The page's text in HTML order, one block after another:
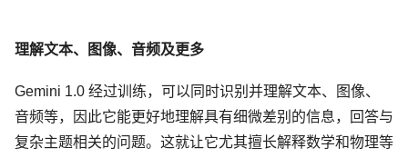
理解文本、图像、音频及更多
Gemini 1.0 经过训练，可以同时识别并理解文本、图像、
音频等，因此它能更好地理解具有细微差别的信息，回答与
复杂主题相关的问题。这就让它尤其擅长解释数学和物理等